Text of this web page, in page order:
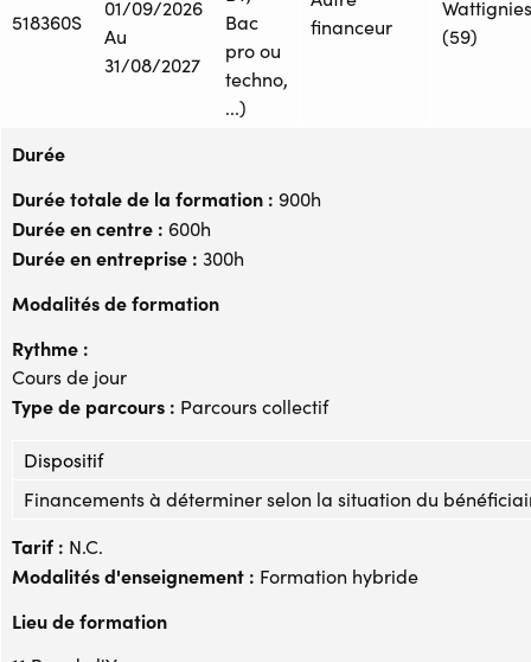
518360S
01/09/2026
Au
31/08/2027
Bac
pro ou
techno,
...)
financeur
Wattignies
(59)
Durée
Durée totale de la formation : 900h
Durée en centre : 600h
Durée en entreprise : 300h
Modalités de formation
Rythme :
Cours de jour
Type de parcours : Parcours collectif
Dispositif
Financements à déterminer selon la situation du
Tarif : N.C.
Modalités d'enseignement : Formation hybride
Lieu de formation